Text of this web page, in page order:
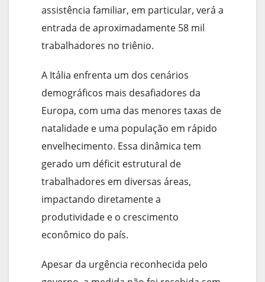
assistência familiar, em particular, verá a
entrada de aproximadamente 58 mil
trabalhadores no triênio.
A Itália enfrenta um dos cenários
demográficos mais desafiadores da
Europa, com uma das menores taxas de
natalidade e uma população em rápido
envelhecimento. Essa dinâmica tem
gerado um déficit estrutural de
trabalhadores em diversas áreas,
impactando diretamente a
produtividade e o crescimento
econômico do país.
Apesar da urgência reconhecida pelo